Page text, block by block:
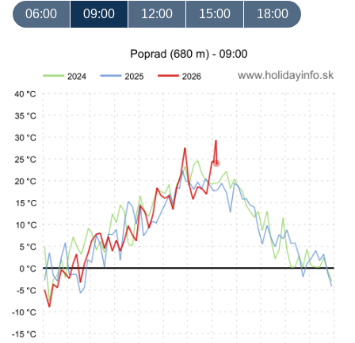
06:00 09:00 12:00 15:00 18:00